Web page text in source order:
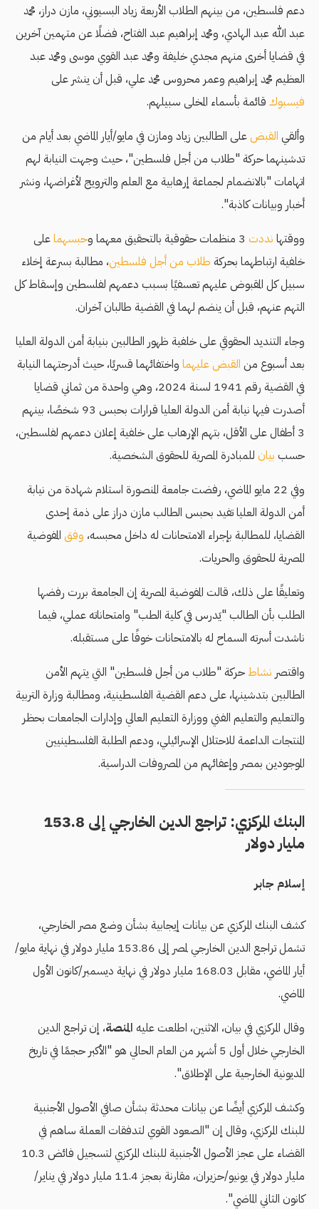
دعم فلسطين، من بينهم الطلاب الأربعة زياد البسيوني، مازن دراز، محمد
عبد الله عبد الهادي، ومحمد إبراهيم عبد الفتاح، فضلًا عن متهمين آخرين
في قضايا أخرى منهم مجدي خليفة ومحمد عبد القوي موسى ومحمد عبد
العظيم محمد إبراهيم وعمر محروس محمد علي، قبل أن ينشر على
فيسبوك قائمة بأسماء المخلى سبيلهم.
وألقي القبضعلى الطالبين زياد ومازن في مايو/أيار الماضي بعد أيام من
تدشينهما حركة "طلاب من أجل فلسطين"، حيث وجهت النيابة لهم
اتهامات "بالانضمام لجماعة إرهابية مع العلم والترويج لأغراضها، ونشر
أخبار وبيانات كاذبة".
ووقتها نددت حبسهماعلى
خلفية ارتباطهما بحركة طلاب من أجل فلسطين، مطالبة بسرعة إخلاء
سبيل كل المقبوض عليهم تعسفيًا بسبب دعمهم لفلسطين وإسقاط كل
التهم عنهم، قبل أن ينضم لهما في القضية طالبان آخران.
وجاء التنديد الحقوقي على خلفية ظهور الطالبين بنيابة أمن الدولة العليا
بعد أسبوع من القبض عليهما واختفائهما قسريًا، حيث أدرجتهما النيابة
في القضية رقم 1941 لسنة 2024، وهي واحدة من ثماني قضايا
أصدرت فيها نيابة أمن الدولة العليا قرارات بحبس 93 شخصًا، بينهم
3 أطفال على الأقل، بتهم الإرهاب على خلفية إعلان دعمهم لفلسطين،
حسب بيان للمبادرة المصرية للحقوق الشخصية.
وفي 22 مايو الماضي، رفضت جامعة المنصورة استلام شهادة من نيابة
أمن الدولة العليا تفيد بحبس الطالب مازن دراز على ذمة إحدى
القضايا، للمطالبة بإجراء الامتحانات له داخل محبسه، وفق المفوضية
المصرية للحقوق والحريات.
وتعليقًا على ذلك، قالت المفوضية المصرية إن الجامعة بررت رفضها
الطلب بأن الطالب "يَدرس في كلية الطب" وامتحاناته عملي، فيما
ناشدت أسرته السماح له بالامتحانات خوفًا على مستقبله.
واقتصر نشاطحركة "طلاب من أجل فلسطين" التي يتهم الأمن
الطالبين بتدشينها، على دعم القضية الفلسطينية، ومطالبة وزارة التربية
والتعليم والتعليم الفني ووزارة التعليم العالي وإدارات الجامعات بحظر
المنتجات الداعمة للاحتلال الإسرائيلي، ودعم الطلبة الفلسطينيين
الموجودين بمصر وإعفائهم من المصروفات الدراسية.
البنك المركزي: تراجع الدين الخارجي إلى 153.8
مليار دولار
إسلام جابر
كشف البنك المركزي عن بيانات إيجابية بشأن وضع مصر الخارجي،
تشمل تراجع الدين الخارجي لمصر إلى 153.86 مليار دولار في نهاية مايو/
أيار الماضي، مقابل 168.03 مليار دولار في نهاية ديسمبر/كانون الأول
الماضي.
وقال المركزي في بيان، الاثنين، اطلعت عليه المنصة، إن تراجع الدين
الخارجي خلال أول 5 أشهر من العام الحالي هو "الأكبر حجمًا في تاريخ
المديونية الخارجية على الإطلاق".
وكشف المركزي أيضًا عن بيانات محدثة بشأن صافي الأصول الأجنبية
للبنك المركزي، وقال إن "الصعود القوي لتدفقات العملة ساهم في
القضاء على عجز الأصول الأجنبية للبنك المركزي لتسجيل فائض 10.3
مليار دولار في يونيو/حزيران، مقارنة بعجز 11.4 مليار دولار في يناير/
كانون الثاني الماضي".